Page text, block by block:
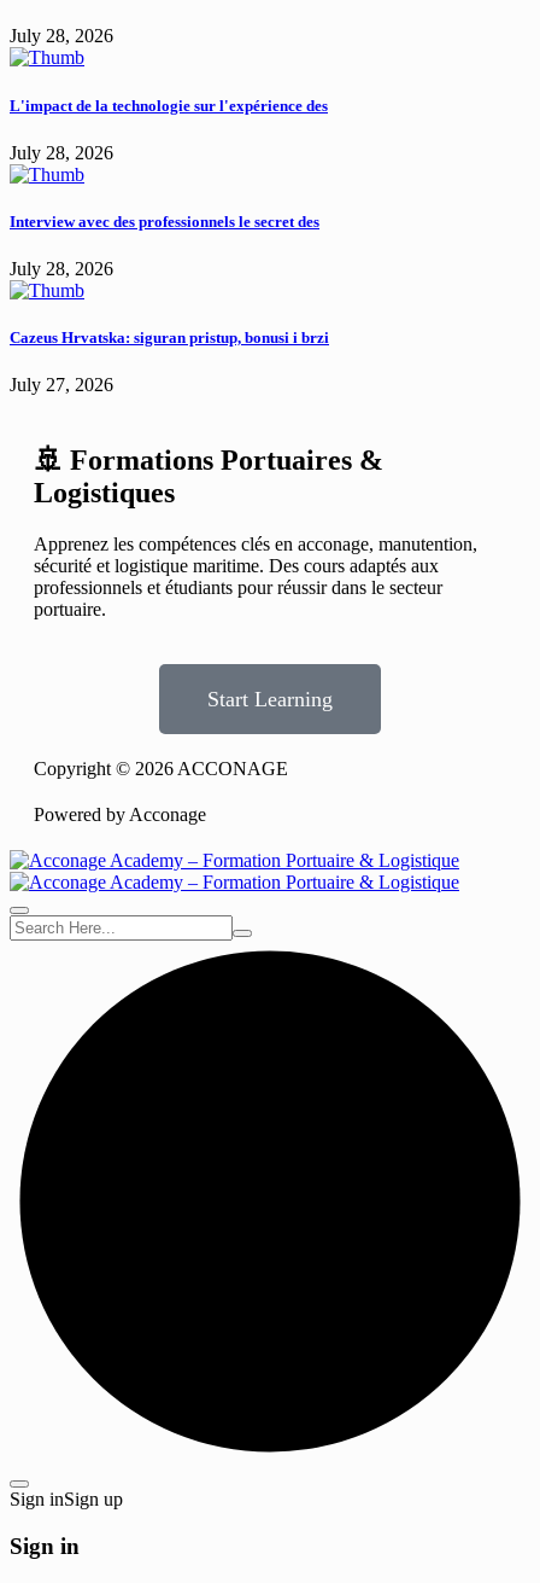
July 28, 2026
L'impact de la technologie sur l'expérience des
July 28, 2026
Interview avec des professionnels le secret des
July 28, 2026
Cazeus Hrvatska: siguran pristup, bonusi i brzi
July 27, 2026
🚢 Formations Portuaires &
Logistiques
Apprenez les compétences clés en acconage, manutention,
sécurité et logistique maritime. Des cours adaptés aux
professionnels et étudiants pour réussir dans le secteur
portuaire.
Start Learning
Copyright © 2026 ACCONAGE
Powered by Acconage
Sign inSign up
Sign in